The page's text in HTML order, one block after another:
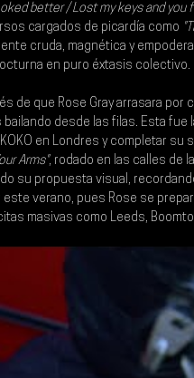
better / Lost my keys and
cargados de picardía como
cruda, magnética y
en puro éxtasis colectivo.
de que Rose Gray arrasara por
desde las filas. Esta
en Londres y completar su
Arms", rodado en las calles de
su propuesta visual,
verano, pues Rose se
masivas como Leeds,